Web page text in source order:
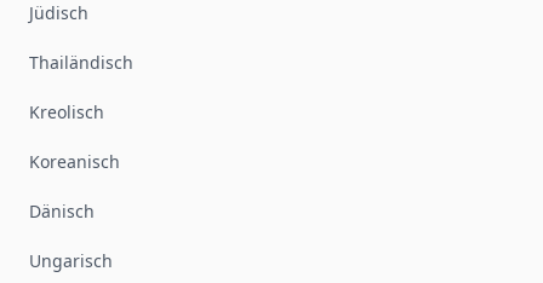
Jüdisch
Thailändisch
Kreolisch
Koreanisch
Dänisch
Ungarisch